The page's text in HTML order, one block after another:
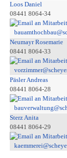
Loos Daniel
08441 8064-34
Neumayr Rosemarie
08441 8064-33
Päsler Andreas
08441 8064-28
Sterz Anita
08441 8064-29